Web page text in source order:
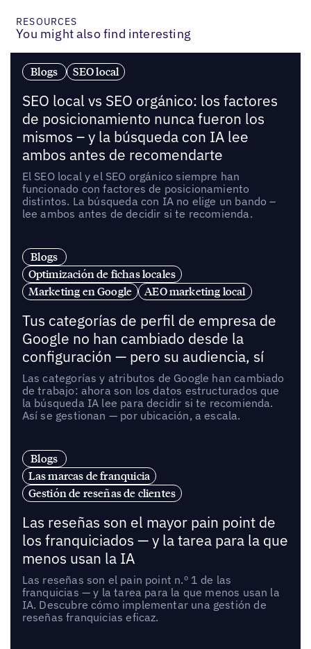
RESOURCES
You might also find interesting
Blogs SEO local
SEO local vs SEO orgánico: los factores
de posicionamiento nunca fueron los
mismos – y la búsqueda con IA lee
ambos antes de recomendarte
El SEO local y el SEO orgánico siempre han
funcionado con factores de posicionamiento
distintos. La búsqueda con IA no elige un bando –
lee ambos antes de decidir si te recomienda.
Blogs
Optimización de fichas locales
Marketing en Google
AEO marketing local
Tus categorías de perfil de empresa de
Google no han cambiado desde la
configuración — pero su audiencia, sí
Las categorías y atributos de Google han cambiado
de trabajo: ahora son los datos estructurados que
la búsqueda IA lee para decidir si te recomienda.
Así se gestionan — por ubicación, a escala.
Blogs
Las marcas de franquicia
Gestión de reseñas de clientes
Las reseñas son el mayor pain point de
los franquiciados — y la tarea para la que
menos usan la IA
Las reseñas son el pain point n.º 1 de las
franquicias — y la tarea para la que menos usan la
IA. Descubre cómo implementar una gestión de
reseñas franquicias eficaz.